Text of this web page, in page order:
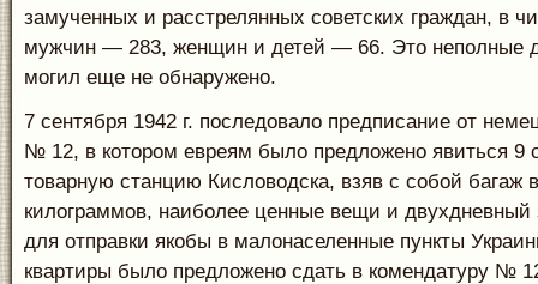
замученных и расстрелянных советских граждан, в
мужчин — 283, женщин и детей — 66. Это неполные
могил еще не обнаружено.
7 сентября 1942 г. последовало предписание от
№ 12, в котором евреям было предложено явиться 9
товарную станцию Кисловодска, взяв с собой багаж
килограммов, наиболее ценные вещи и двухдневный
для отправки якобы в малонаселенные пункты
квартиры было предложено сдать в комендатуру №